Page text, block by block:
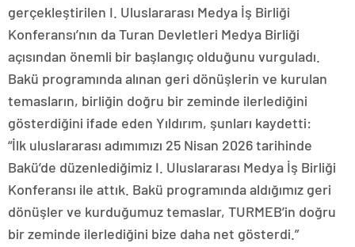
gerçekleştirilen I. Uluslararası Medya İş Birliği
Konferansı’nın da Turan Devletleri Medya Birliği
açısından önemli bir başlangıç olduğunu vurguladı.
Bakü programında alınan geri dönüşlerin ve kurulan
temasların, birliğin doğru bir zeminde ilerlediğini
gösterdiğini ifade eden Yıldırım, şunları kaydetti:
“İlk uluslararası adımımızı 25 Nisan 2026 tarihinde
Bakü’de düzenlediğimiz I. Uluslararası Medya İş Birliği
Konferansı ile attık. Bakü programında aldığımız geri
dönüşler ve kurduğumuz temaslar, TURMEB’in doğru
bir zeminde ilerlediğini bize daha net gösterdi.”